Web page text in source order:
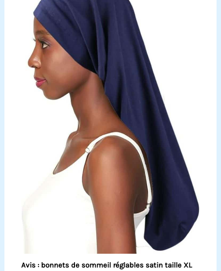
Avis : bonnets de sommeil réglables satin taille XL